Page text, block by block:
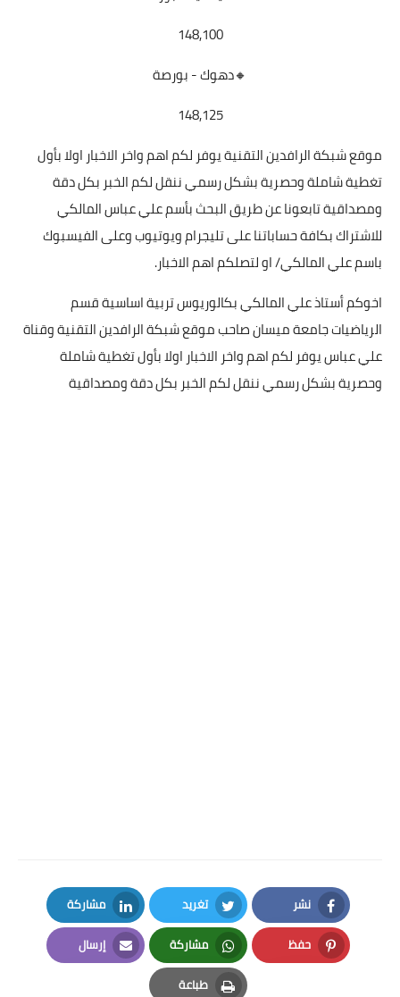
148,100
🔸دهوك - بورصة
148,125
موقع شبكة الرافدين التقنية يوفر لكم اهم واخر الاخبار اولا بأول
تغطية شاملة وحصرية بشكل رسمي ننقل لكم الخبر بكل دقة
ومصداقية تابعونا عن طريق البحث بأسم علي عباس المالكي
للاشتراك بكافة حساباتنا على تليجرام ويوتيوب وعلى الفيسبوك
باسم علي المالكي/ او لتصلكم اهم الاخبار.
اخوكم أستاذ علي المالكي بكالوريوس تربية اساسية قسم
الرياضيات جامعة ميسان صاحب موقع شبكة الرافدين التقنية وقناة
علي عباس يوفر لكم اهم واخر الاخبار اولا بأول تغطية شاملة
وحصرية بشكل رسمي ننقل لكم الخبر بكل دقة ومصداقية
نشر
Facebook
تغريد
Twitter
مشاركة
LinkedIn
حفظ
Pinterest
مشاركة
Whatsapp
إرسال
Email
طباعة